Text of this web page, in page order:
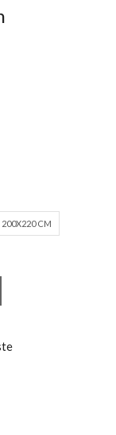
200X220 CM